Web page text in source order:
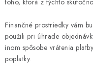
toho, ktorá z týchto
Finančné prostriedky vám
použili pri úhrade
inom spôsobe vrátenia
poplatky.